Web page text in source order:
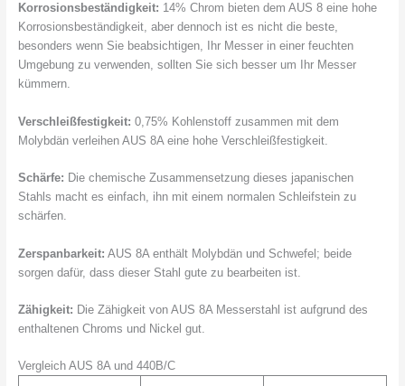
Korrosionsbeständigkeit: 14% Chrom bieten dem AUS 8 eine hohe
Korrosionsbeständigkeit, aber dennoch ist es nicht die beste,
besonders wenn Sie beabsichtigen, Ihr Messer in einer feuchten
Umgebung zu verwenden, sollten Sie sich besser um Ihr Messer
kümmern.
Verschleißfestigkeit: 0,75% Kohlenstoff zusammen mit dem
Molybdän verleihen AUS 8A eine hohe Verschleißfestigkeit.
Schärfe: Die chemische Zusammensetzung dieses japanischen
Stahls macht es einfach, ihn mit einem normalen Schleifstein zu
schärfen.
Zerspanbarkeit: AUS 8A enthält Molybdän und Schwefel; beide
sorgen dafür, dass dieser Stahl gute zu bearbeiten ist.
Zähigkeit: Die Zähigkeit von AUS 8A Messerstahl ist aufgrund des
enthaltenen Chroms und Nickel gut.
Vergleich AUS 8A und 440B/C